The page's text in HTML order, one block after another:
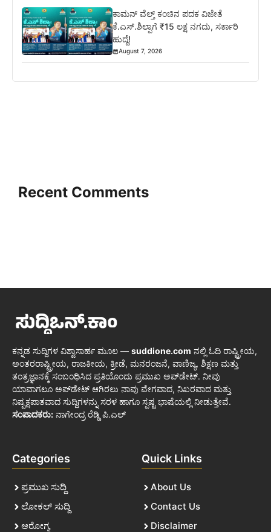
ಕಾಮನ್ ವೆಲ್ತ್ ಕಂಚಿನ ಪದಕ ವಿಜೇತೆ
ಕೆ.ಎಸ್.ಶಿಲ್ಪಾಗೆ ₹15 ಲಕ್ಷ ನಗದು, ಸರ್ಕಾರಿ
ಹುದ್ದೆ!
August 7, 2026
Recent Comments
ಕನ್ನಡ ಸುದ್ದಿಗಳ ವಿಶ್ವಾಸಾರ್ಹ ಮೂಲ — suddione.com ನಲ್ಲಿ ಓದಿ ರಾಷ್ಟ್ರೀಯ,
ಅಂತರರಾಷ್ಟ್ರೀಯ, ರಾಜಕೀಯ, ಕ್ರೀಡೆ, ಮನರಂಜನೆ, ವಾಣಿಜ್ಯ, ಶಿಕ್ಷಣ ಮತ್ತು
ತಂತ್ರಜ್ಞಾನಕ್ಕೆ ಸಂಬಂಧಿಸಿದ ಪ್ರತಿಯೊಂದು ಪ್ರಮುಖ ಅಪ್‌ಡೇಟ್. ನೀವು
ಯಾವಾಗಲೂ ಅಪ್‌ಡೇಟ್ ಆಗಿರಲು ನಾವು ವೇಗವಾದ, ನಿಖರವಾದ ಮತ್ತು
ನಿಷ್ಪಕ್ಷಪಾತವಾದ ಸುದ್ದಿಗಳನ್ನು ಸರಳ ಹಾಗೂ ಸ್ಪಷ್ಟ ಭಾಷೆಯಲ್ಲಿ ನೀಡುತ್ತೇವೆ.
ಸಂಪಾದಕರು: ನಾಗೇಂದ್ರ ರೆಡ್ಡಿ ಪಿ.ಎಲ್
Categories
ಪ್ರಮುಖ ಸುದ್ದಿ
ಲೋಕಲ್ ಸುದ್ದಿ
ಆರೋಗ್ಯ
Quick Links
About Us
Contact Us
Disclaimer